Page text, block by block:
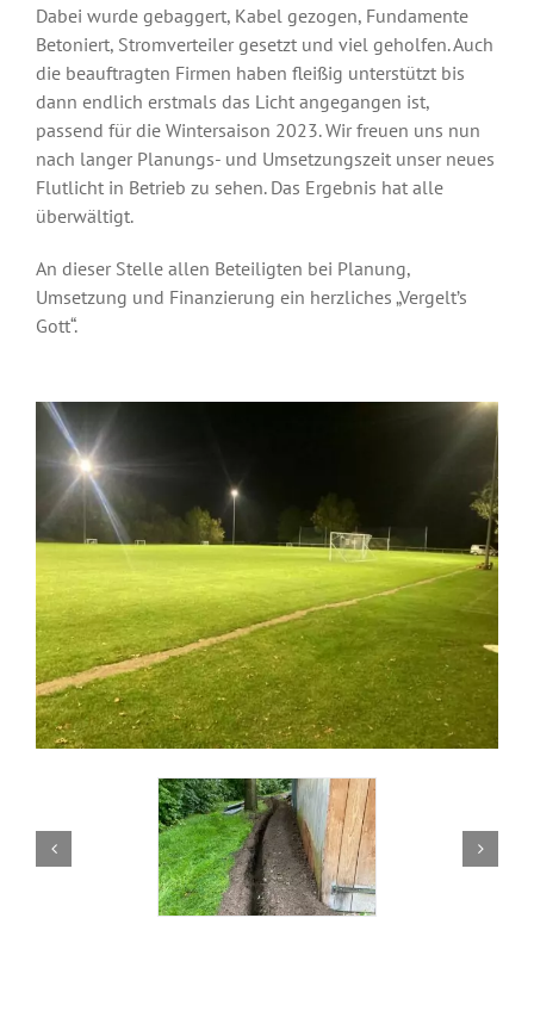
Dabei wurde gebaggert, Kabel gezogen, Fundamente
Betoniert, Stromverteiler gesetzt und viel geholfen. Auch
die beauftragten Firmen haben fleißig unterstützt bis
dann endlich erstmals das Licht angegangen ist,
passend für die Wintersaison 2023. Wir freuen uns nun
nach langer Planungs- und Umsetzungszeit unser neues
Flutlicht in Betrieb zu sehen. Das Ergebnis hat alle
überwältigt.
An dieser Stelle allen Beteiligten bei Planung,
Umsetzung und Finanzierung ein herzliches „Vergelt’s
Gott“.